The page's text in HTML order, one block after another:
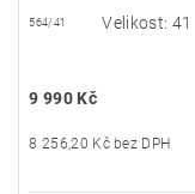
564/41 Velikost: 41
9 990 Kč
8 256,20 Kč bez DPH